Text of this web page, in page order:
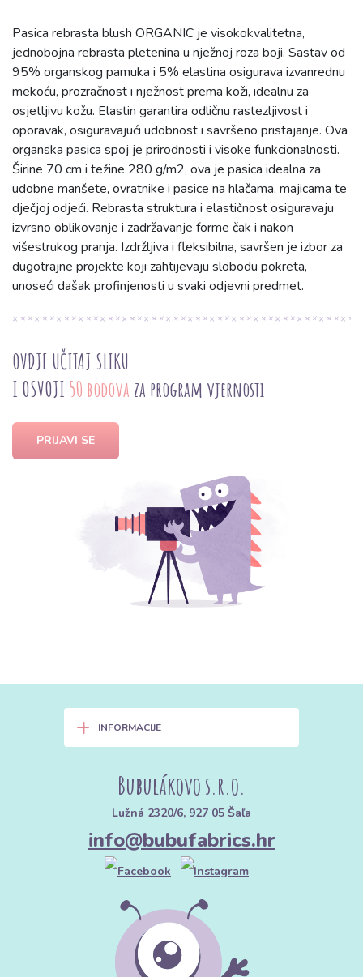
Pasica rebrasta blush ORGANIC je visokokvalitetna,
jednobojna rebrasta pletenina u nježnoj roza boji. Sastav od
95% organskog pamuka i 5% elastina osigurava izvanrednu
mekoću, prozračnost i nježnost prema koži, idealnu za
osjetljivu kožu. Elastin garantira odličnu rastezljivost i
oporavak, osiguravajući udobnost i savršeno pristajanje. Ova
organska pasica spoj je prirodnosti i visoke funkcionalnosti.
Širine 70 cm i težine 280 g/m2, ova je pasica idealna za
udobne manšete, ovratnike i pasice na hlačama, majicama te
dječjoj odjeći. Rebrasta struktura i elastičnost osiguravaju
izvrsno oblikovanje i zadržavanje forme čak i nakon
višestrukog pranja. Izdržljiva i fleksibilna, savršen je izbor za
dugotrajne projekte koji zahtijevaju slobodu pokreta,
unoseći dašak profinjenosti u svaki odjevni predmet.
OVDJE UČITAJ SLIKU
I OSVOJI 50 bodova za program vjernosti
PRIJAVI SE
+ INFORMACIJE
Bubulákovo s.r.o.
Lužná 2320/6, 927 05 Šaľa
info@bubufabrics.hr